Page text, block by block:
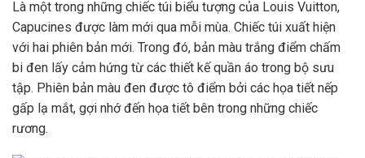
Là một trong những chiếc túi biểu tượng của Louis Vuitton,
Capucines được làm mới qua mỗi mùa. Chiếc túi xuất hiện
với hai phiên bản mới. Trong đó, bản màu trắng điểm chấm
bi đen lấy cảm hứng từ các thiết kế quần áo trong bộ sưu
tập. Phiên bản màu đen được tô điểm bởi các họa tiết nếp
gấp lạ mắt, gợi nhớ đến họa tiết bên trong những chiếc
rương.